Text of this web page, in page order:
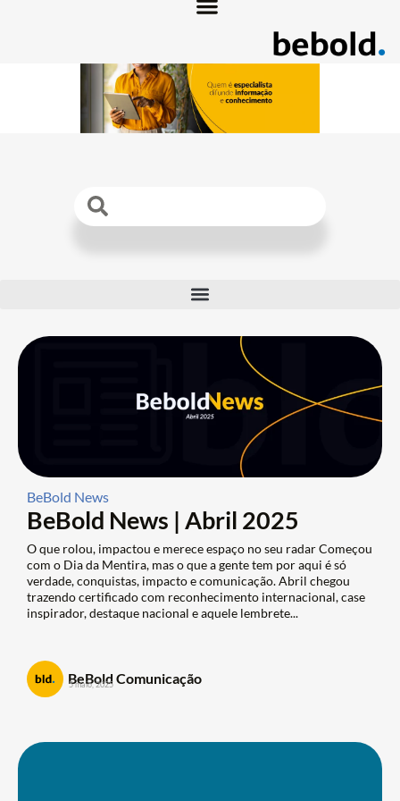
BeBold News
BeBold News | Abril 2025
O que rolou, impactou e merece espaço no seu radar Começou
com o Dia da Mentira, mas o que a gente tem por aqui é só
verdade, conquistas, impacto e comunicação. Abril chegou
trazendo certificado com reconhecimento internacional, case
inspirador, destaque nacional e aquele lembrete...
BeBold Comunicação
5 maio, 2025